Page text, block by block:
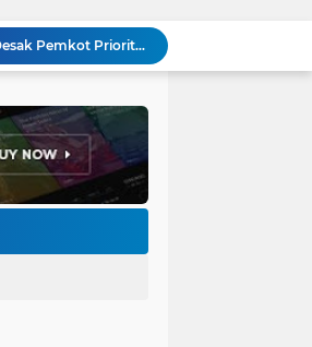
Anggota DPRD Kota Bandung Soroti Jalan Gelap, Desak Pemkot Prioritaskan Pembenahan PJU
Pemkot Bandung Gandeng Big Bad Wolf Hadirkan Festival Literasi Pages and Plates
Program Gaslah Kota Bandung Raih Apresiasi Pemerintah Pusat, Pengolahan Sampah Capai 30 Persen
Hikmah Setelah Ibadah Salat Jumat: Momentum Memperkuat Iman dan Kepedulian Sosial
Bupati Jeje Ritchie Ismail Rotasikan Kadishub dan Kadisbudpar, Serta Lantik Ratusan ASN Bandung Barat